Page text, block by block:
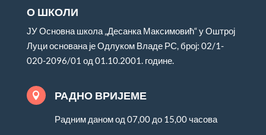
О ШКОЛИ
ЈУ Основна школа „Десанка Максимовић“ у Оштрој
Луци основана је Одлуком Владе РС, број: 02/1-
020-2096/01 од 01.10.2001. године.
 РАДНО ВРИЈЕМЕ
Радним даном од 07,00 до 15,00 часова